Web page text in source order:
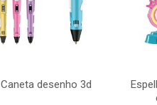
Caneta desenho 3d